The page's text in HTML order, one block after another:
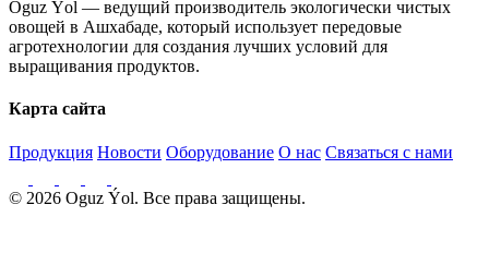
Oguz Ýol — ведущий производитель экологически чистых
овощей в Ашхабаде, который использует передовые
агротехнологии для создания лучших условий для
выращивания продуктов.
Карта сайта
Продукция Новости Оборудование О нас Связаться с нами
© 2026 Oguz Ýol. Все права защищены.